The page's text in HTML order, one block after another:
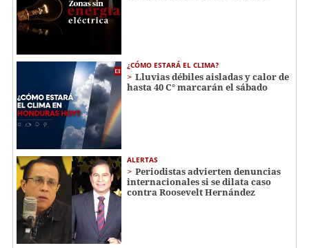
¿CÓMO ESTARÁ EL CLIMA?
Lluvias débiles aisladas y calor de
hasta 40 C° marcarán el sábado
ALERTAS
Periodistas advierten denuncias
internacionales si se dilata caso
contra Roosevelt Hernández